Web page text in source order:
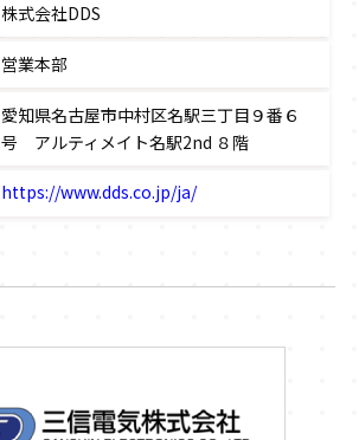
株式会社DDS
営業本部
愛知県名古屋市中村区名駅三丁目９番６
号 アルティメイト名駅2nd ８階
https://www.dds.co.jp/ja/